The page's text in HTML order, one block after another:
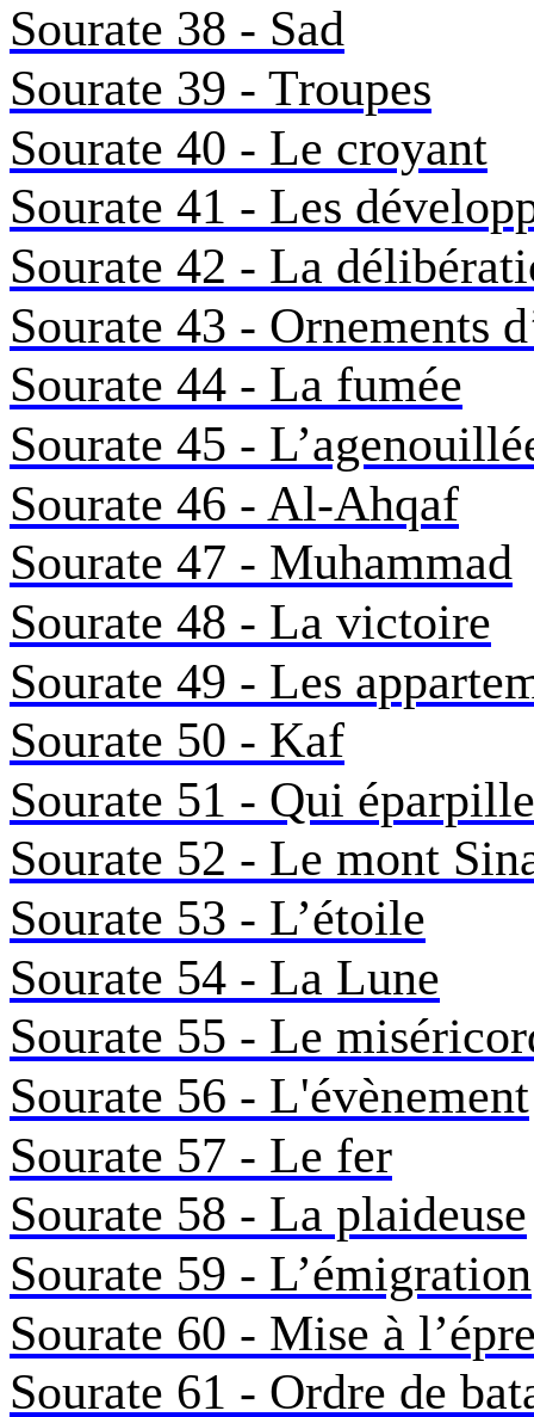
Sourate 38 - Sad
Sourate 39 - Troupes
Sourate 40 - Le croyant
Sourate 41 - Les
Sourate 42 - La
Sourate 43 - Ornements
Sourate 44 - La fumée
Sourate 45 -
Sourate 46 - Al-Ahqaf
Sourate 47 - Muhammad
Sourate 48 - La victoire
Sourate 49 - Les
Sourate 50 - Kaf
Sourate 51 - Qui
Sourate 52 - Le mont
Sourate 53 - L’étoile
Sourate 54 - La Lune
Sourate 55 - Le
Sourate 56 - L'évènement
Sourate 57 - Le fer
Sourate 58 - La plaideuse
Sourate 59 - L’émigration
Sourate 60 - Mise à
Sourate 61 - Ordre de